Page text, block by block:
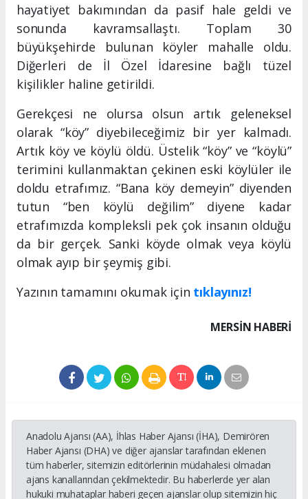
hayatiyet bakımından da pasif hale geldi ve
sonunda kavramsallaştı. Toplam 30
büyükşehirde bulunan köyler mahalle oldu.
Diğerleri de İl Özel İdaresine bağlı tüzel
kişilikler haline getirildi.
Gerekçesi ne olursa olsun artık geleneksel
olarak “köy” diyebileceğimiz bir yer kalmadı.
Artık köy ve köylü öldü. Üstelik “köy” ve “köylü”
terimini kullanmaktan çekinen eski köylüler ile
doldu etrafımız. “Bana köy demeyin” diyenden
tutun “ben köylü değilim” diyene kadar
etrafımızda kompleksli pek çok insanın olduğu
da bir gerçek. Sanki köyde olmak veya köylü
olmak ayıp bir şeymiş gibi.
Yazının tamamını okumak için tıklayınız!
MERSIN HABERİ
Anadolu Ajansı (AA), İhlas Haber Ajansı (İHA), Demirören
Haber Ajansı (DHA) ve diğer ajanslar tarafından eklenen
tüm haberler, sitemizin editörlerinin müdahalesi olmadan
ajans kanallarından çekilmektedir. Bu haberlerde yer alan
hukuki muhataplar haberi geçen ajanslar olup sitemizin hiç